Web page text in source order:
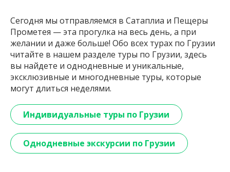
Сегодня мы отправляемся в Сатаплиа и Пещеры
Прометея — эта прогулка на весь день, а при
желании и даже больше! Обо всех турах по Грузии
читайте в нашем разделе туры по Грузии, здесь
вы найдете и однодневные и уникальные,
эксклюзивные и многодневные туры, которые
могут длиться неделями.
Индивидуальные туры по Грузии
Однодневные экскурсии по Грузии